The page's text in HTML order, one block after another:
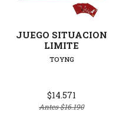
JUEGO SITUACION
LIMITE
TOYNG
$14.571
Antes$16.190